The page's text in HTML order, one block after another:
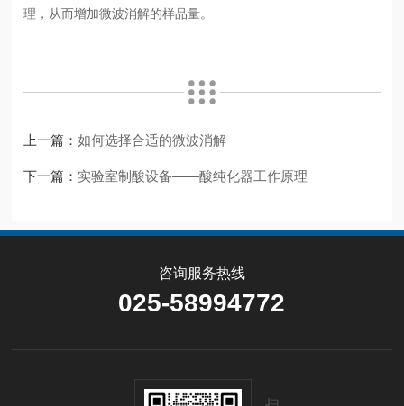
理，从而增加微波消解的样品量。
上一篇：如何选择合适的微波消解
下一篇： 实验室制酸设备——酸纯化器工作原理
咨询服务热线
025-58994772